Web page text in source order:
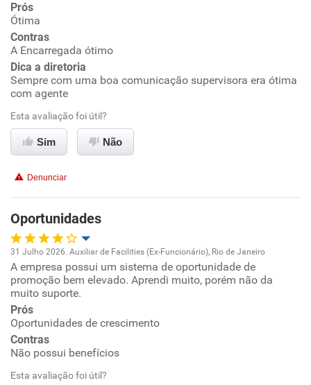
Ambiente de trabalho
Conciliação com a vida familiar
Benefícios
Recomenda esta empresa
Recomenda a diretoria
Prós
Ótima
Contras
A Encarregada ótimo
Dica a diretoria
Sempre com uma boa comunicação supervisora era ótima
com agente
Esta avaliação foi útil?
Sim Não
Denunciar
Oportunidades
Oportunidade de promoção
Ambiente de trabalho
Conciliação com a vida familiar
Benefícios
31 Julho 2026. Auxiliar de Facilities (Ex-Funcionário), Rio de Janeiro
A empresa possui um sistema de oportunidade de
promoção bem elevado. Aprendi muito, porém não da
muito suporte.
Prós
Oportunidades de crescimento
Contras
Não possui benefícios
Esta avaliação foi útil?